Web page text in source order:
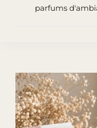
pères
originales
pour
un
papa
parfums